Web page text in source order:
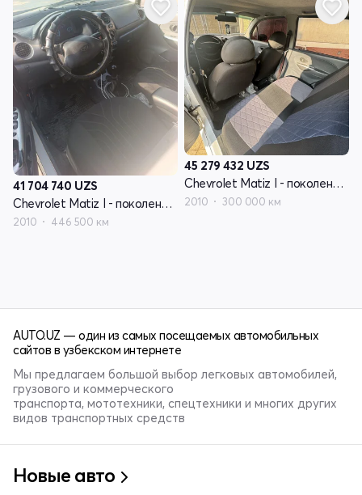
41 704 740 UZS
Chevrolet Matiz I - поколение рестайлинг
2010 446 500 км
45 279 432 UZS
Chevrolet Matiz I - поколение рестайлинг
2010 300 000 км
AUTO.UZ — один из самых посещаемых автомобильных
сайтов в узбекском интернете
Мы предлагаем большой выбор легковых автомобилей,
грузового и коммерческого
транспорта, мототехники, спецтехники и многих других
видов транспортных средств
Новые авто